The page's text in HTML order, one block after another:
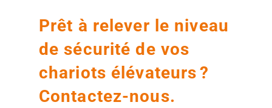
Prêt à relever le niveau
de sécurité de vos
chariots élévateurs ?
Contactez-nous.